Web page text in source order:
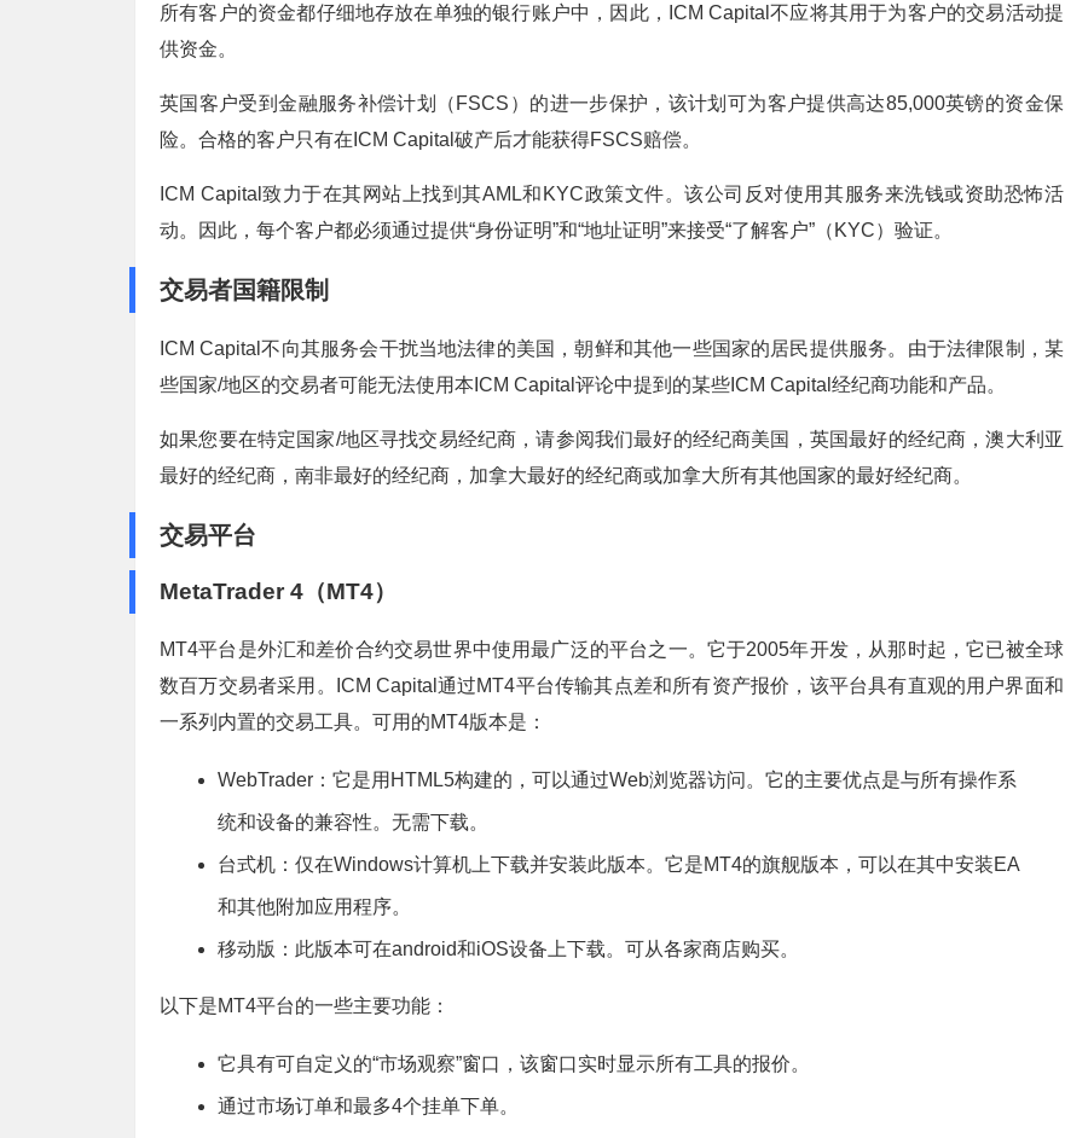
所有客户的资金都仔细地存放在单独的银行账户中，因此，ICM Capital不应将其用于为客户的交易活动提
供资金。
英国客户受到金融服务补偿计划（FSCS）的进一步保护，该计划可为客户提供高达85,000英镑的资金保
险。合格的客户只有在ICM Capital破产后才能获得FSCS赔偿。
ICM Capital致力于在其网站上找到其AML和KYC政策文件。该公司反对使用其服务来洗钱或资助恐怖活
动。因此，每个客户都必须通过提供“身份证明”和“地址证明”来接受“了解客户”（KYC）验证。
交易者国籍限制
ICM Capital不向其服务会干扰当地法律的美国，朝鲜和其他一些国家的居民提供服务。由于法律限制，某
些国家/地区的交易者可能无法使用本ICM Capital评论中提到的某些ICM Capital经纪商功能和产品。
如果您要在特定国家/地区寻找交易经纪商，请参阅我们最好的经纪商美国，英国最好的经纪商，澳大利亚
最好的经纪商，南非最好的经纪商，加拿大最好的经纪商或加拿大所有其他国家的最好经纪商。
交易平台
MetaTrader 4（MT4）
MT4平台是外汇和差价合约交易世界中使用最广泛的平台之一。它于2005年开发，从那时起，它已被全球
数百万交易者采用。ICM Capital通过MT4平台传输其点差和所有资产报价，该平台具有直观的用户界面和
一系列内置的交易工具。可用的MT4版本是：
WebTrader：它是用HTML5构建的，可以通过Web浏览器访问。它的主要优点是与所有操作系
统和设备的兼容性。无需下载。
台式机：仅在Windows计算机上下载并安装此版本。它是MT4的旗舰版本，可以在其中安装EA
和其他附加应用程序。
移动版：此版本可在android和iOS设备上下载。可从各家商店购买。
以下是MT4平台的一些主要功能：
它具有可自定义的“市场观察”窗口，该窗口实时显示所有工具的报价。
通过市场订单和最多4个挂单下单。